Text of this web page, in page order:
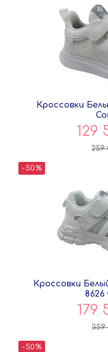
Кроссовки
129
259
-50%
Кроссовки
8626
179
359
-50%